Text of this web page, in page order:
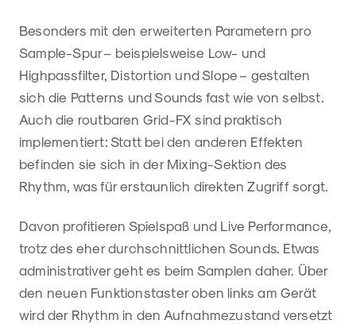
Besonders mit den erweiterten Parametern pro
Sample-Spur – beispielsweise Low- und
Highpassfilter, Distortion und Slope – gestalten
sich die Patterns und Sounds fast wie von selbst.
Auch die routbaren Grid-FX sind praktisch
implementiert: Statt bei den anderen Effekten
befinden sie sich in der Mixing-Sektion des
Rhythm, was für erstaunlich direkten Zugriff sorgt.
Davon profitieren Spielspaß und Live Performance,
trotz des eher durchschnittlichen Sounds. Etwas
administrativer geht es beim Samplen daher. Über
den neuen Funktionstaster oben links am Gerät
wird der Rhythm in den Aufnahmezustand versetzt